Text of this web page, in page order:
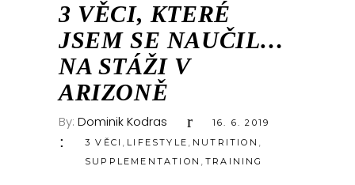
3 VĚCI, KTERÉ
JSEM SE NAUČIL…
NA STÁŽI V
ARIZONĚ
By: Dominik Kodras
16. 6. 2019
3 VĚCI
LIFESTYLE NUTRITION
SUPPLEMENTATION TRAINING